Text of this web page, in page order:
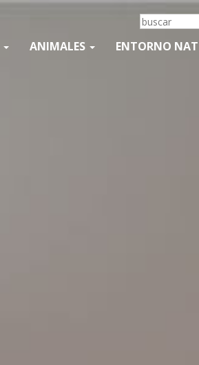
ANIMALES ENTORNO